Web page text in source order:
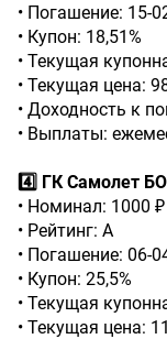
• Погашение: 15-
• Купон: 18,51%
• Текущая
• Текущая цена:
• Доходность к
• Выплаты:
4️⃣ ГК Самолет
• Номинал: 1000 ₽
• Рейтинг: А
• Погашение: 06-
• Купон: 25,5%
• Текущая
• Текущая цена: